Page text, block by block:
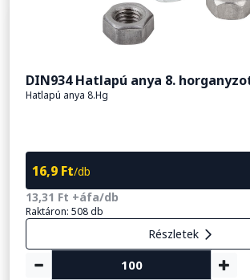
DIN934 Hatlapú anya 8.
Hatlapú anya 8.Hg
16,9 Ft/db
13,31 Ft +áfa/db
Raktáron: 508 db
Részletek